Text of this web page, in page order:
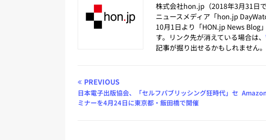
株式会社hon.jp（2018年3月31日
ニュースメディア「hon.jp
10月1日より「HON.jp News Blog
す。リンク先が消えている場合は、
記事が掘り出せるかもしれません。
PREVIOUS
日本電子出版協会、「セルフパブリッシング狂時代」セ
ミナーを4月24日に東京都・飯田橋で開催